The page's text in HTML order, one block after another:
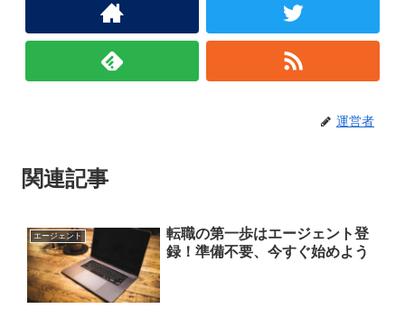
運営者
関連記事
エージェント
転職の第一歩はエージェント登
録！準備不要、今すぐ始めよう